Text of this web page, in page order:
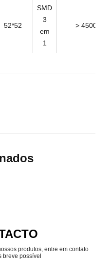
52*52
SMD
3
em
1
> 4500
produtos, entre em contato
breve possível